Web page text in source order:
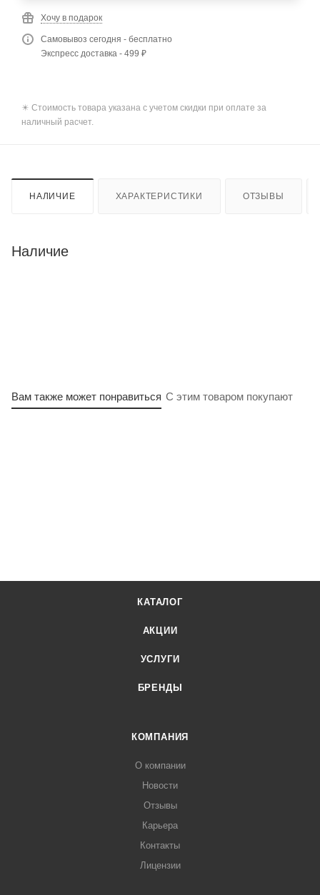
Хочу в подарок
Самовывоз сегодня - бесплатно
Экспресс доставка - 499 ₽
✴️ Стоимость товара указана с учетом скидки при оплате за
наличный расчет.
НАЛИЧИЕ ХАРАКТЕРИСТИКИ ОТЗЫВЫ
Наличие
Вам также может понравиться С этим товаром покупают
КАТАЛОГ
АКЦИИ
УСЛУГИ
БРЕНДЫ
КОМПАНИЯ
О компании
Новости
Отзывы
Карьера
Контакты
Лицензии